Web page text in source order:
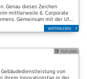
Genau dieses Zeichen
mittlerweile 6. Corporate
Gemeinsam mit der U19-
WEITERLESEN
15.07.2026
von